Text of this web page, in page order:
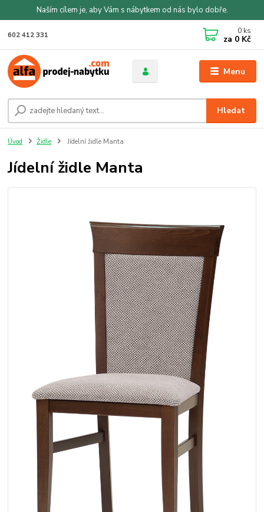
Naším cílem je, aby Vám s nábytkem od nás bylo dobře.
Menu
Hledat
602 412 331 0 ks
za 0 Kč
Úvod Židle Jídelní židle Manta
Jídelní židle Manta